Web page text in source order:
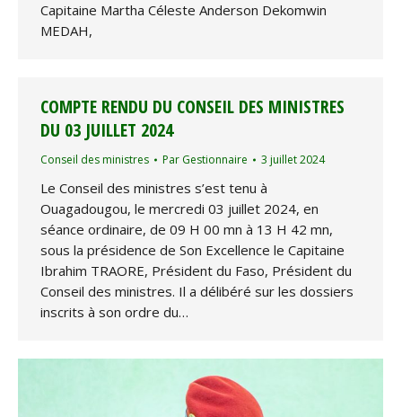
Capitaine Martha Céleste Anderson Dekomwin
MEDAH,
COMPTE RENDU DU CONSEIL DES MINISTRES
DU 03 JUILLET 2024
Conseil des ministres Par Gestionnaire 3 juillet 2024
Le Conseil des ministres s’est tenu à
Ouagadougou, le mercredi 03 juillet 2024, en
séance ordinaire, de 09 H 00 mn à 13 H 42 mn,
sous la présidence de Son Excellence le Capitaine
Ibrahim TRAORE, Président du Faso, Président du
Conseil des ministres. Il a délibéré sur les dossiers
inscrits à son ordre du…